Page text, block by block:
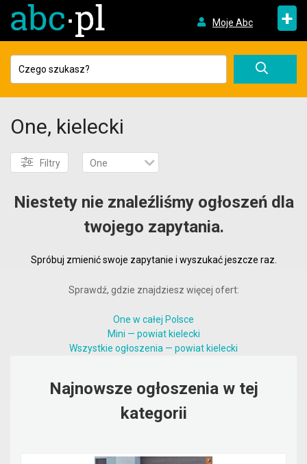
Moje Abc +
One, kielecki
Filtry One
Niestety nie znaleźliśmy ogłoszeń dla
twojego zapytania.
Spróbuj zmienić swoje zapytanie i wyszukać jeszcze raz.
Sprawdź, gdzie znajdziesz więcej ofert:
One w całej Polsce
Mini — powiat kielecki
Wszystkie ogłoszenia — powiat kielecki
Najnowsze ogłoszenia w tej
kategorii